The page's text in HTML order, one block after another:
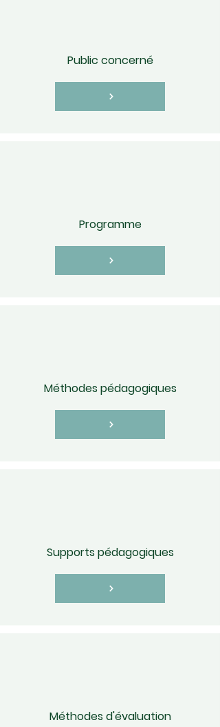
Public concerné
Programme
Méthodes pédagogiques
Supports pédagogiques
Méthodes d'évaluation